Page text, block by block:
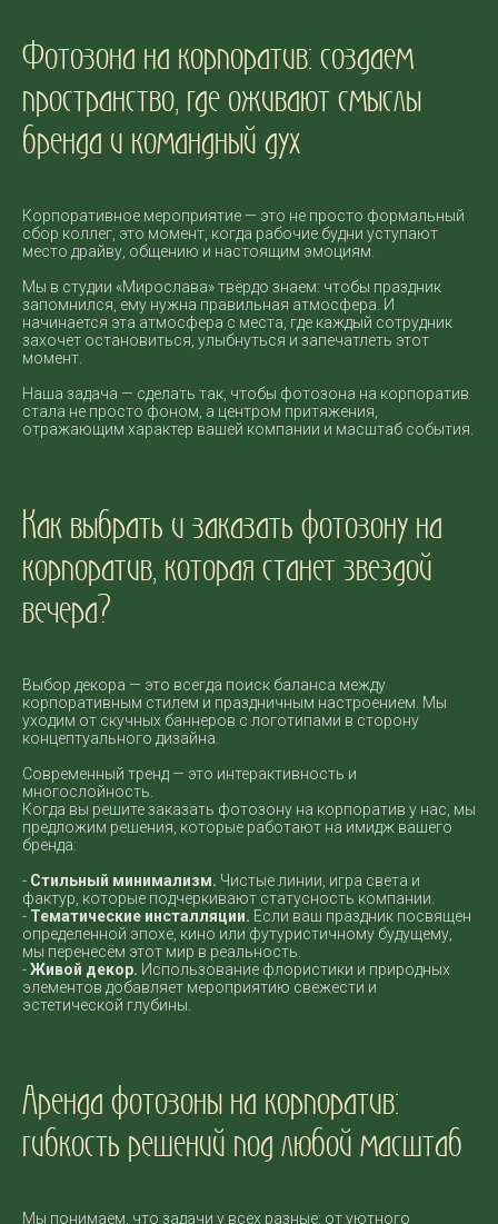
Фотозона на корпоратив: создаем
пространство, где оживают смыслы
бренда и командный дух
Корпоративное мероприятие — это не просто формальный
сбор коллег, это момент, когда рабочие будни уступают
место драйву, общению и настоящим эмоциям.
Мы в студии «Мирослава» твёрдо знаем: чтобы праздник
запомнился, ему нужна правильная атмосфера. И
начинается эта атмосфера с места, где каждый сотрудник
захочет остановиться, улыбнуться и запечатлеть этот
момент.
Наша задача — сделать так, чтобы фотозона на корпоратив
стала не просто фоном, а центром притяжения,
отражающим характер вашей компании и масштаб события.
Как выбрать и заказать фотозону на
корпоратив, которая станет звездой
вечера?
Выбор декора — это всегда поиск баланса между
корпоративным стилем и праздничным настроением. Мы
уходим от скучных баннеров с логотипами в сторону
концептуального дизайна.
Современный тренд — это интерактивность и
многослойность.
Когда вы решите заказать фотозону на корпоратив у нас, мы
предложим решения, которые работают на имидж вашего
бренда:
- Стильный минимализм. Чистые линии, игра света и
фактур, которые подчеркивают статусность компании.
- Тематические инсталляции. Если ваш праздник посвящен
определенной эпохе, кино или футуристичному будущему,
мы перенесём этот мир в реальность.
-Живой декор. Использование флористики и природных
элементов добавляет мероприятию свежести и
эстетической глубины.
Аренда фотозоны на корпоратив:
гибкость решений под любой масштаб
Мы понимаем, что задачи у всех разные: от уютного